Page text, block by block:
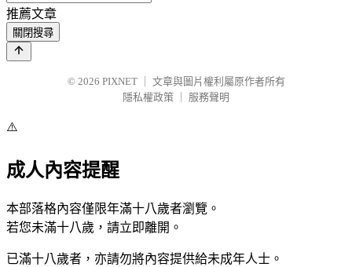
推薦文章
關閉搜尋
© 2026 PIXNET
文章與圖片權利屬原作者所有
隱私權政策
服務聲明
⚠️
成人內容提醒
本部落格內容僅限年滿十八歲者瀏覽。
若您未滿十八歲，請立即離開。
已滿十八歲者，亦請勿將內容提供給未成年人士。